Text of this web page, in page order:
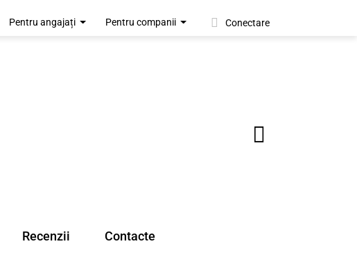
Pentru angajați Pentru companii Conectare
Recenzii Contacte